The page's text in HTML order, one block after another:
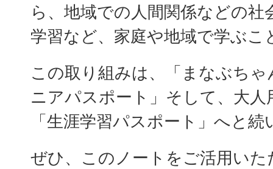
ら、地域での人間関係などの社
学習など、家庭や地域で学ぶこ
この取り組みは、「まなぶち
ニアパスポート」そして、大人
「生涯学習パスポート」へと
ぜひ、このノートをご活用いた